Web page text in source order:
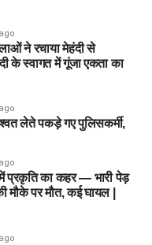
ने रचाया मेहंदी से
के स्वागत में गूंजा एकता का
लेते पकड़े गए पुलिसकर्मी,
प्रकृति का कहर — भारी पेड़
मौके पर मौत, कई घायल |